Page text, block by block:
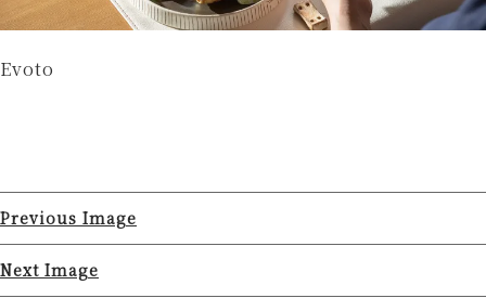
Evoto
Previous Image
Next Image